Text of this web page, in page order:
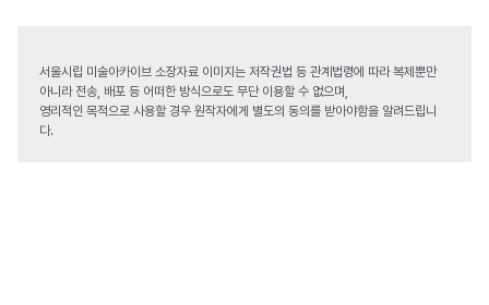
서울시립 미술아카이브 소장자료 이미지는 저작권법 등 관계법령에 따라 복제뿐만
아니라 전송, 배포 등 어떠한 방식으로도 무단 이용할 수 없으며,
영리적인 목적으로 사용할 경우 원작자에게 별도의 동의를 받아야함을 알려드립니
다.